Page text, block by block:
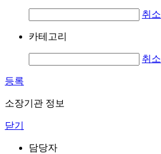
취소
카테고리
취소
등록
소장기관 정보
닫기
담당자